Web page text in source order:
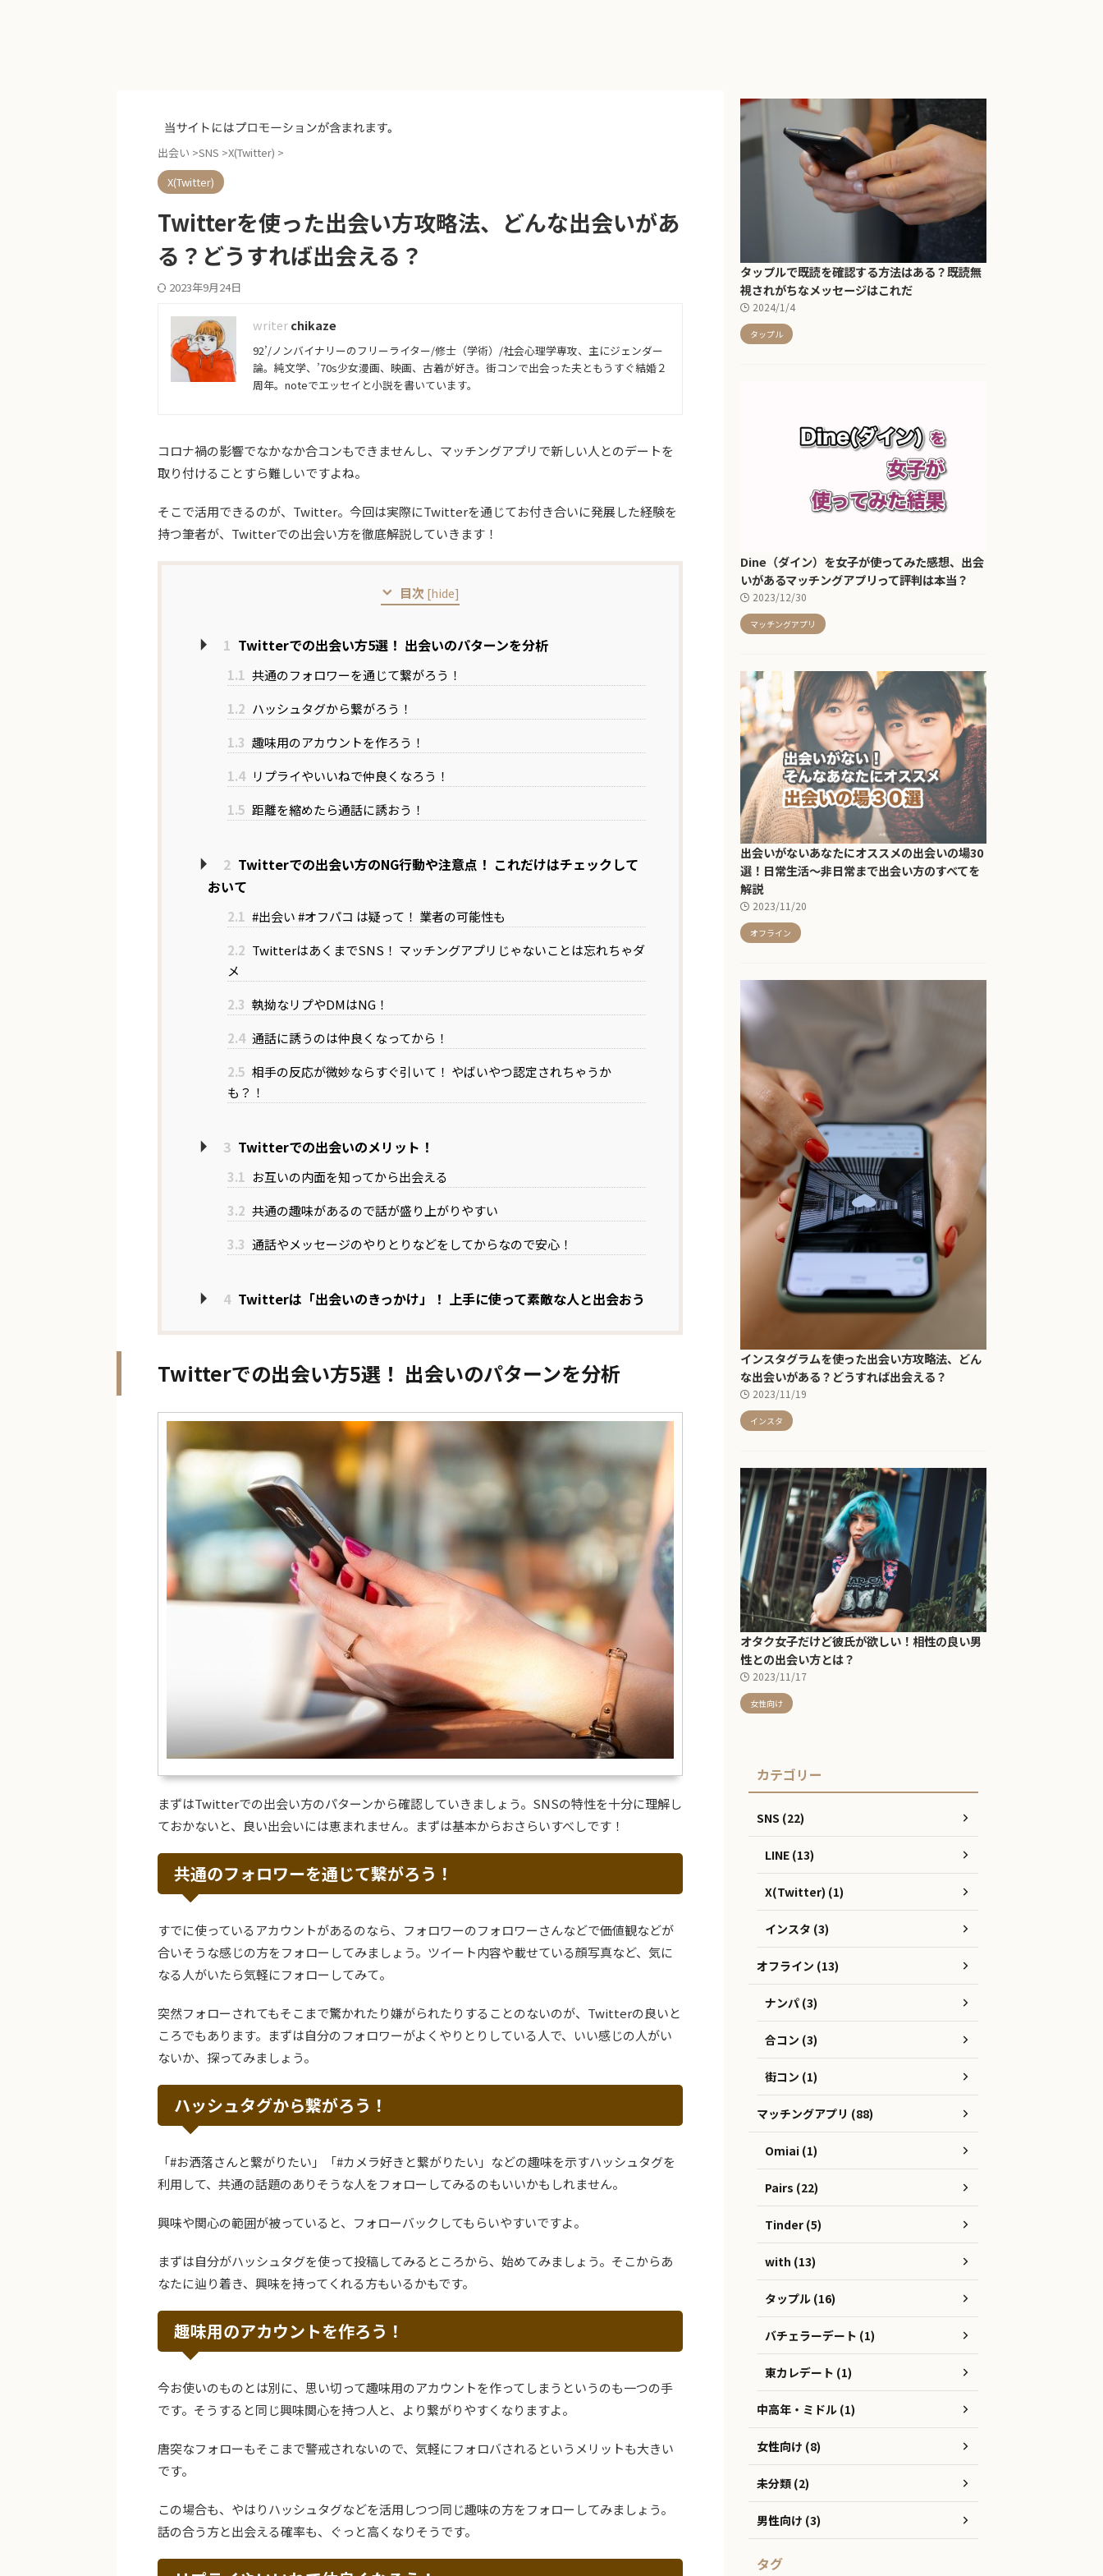
出会い >SNS >X(Twitter) >
X(Twitter)
Twitterを使った出会い方攻略法、どんな出会いがあ
る？どうすれば出会える？
2023年9月24日
chikaze
92’/ノンバイナリーのフリーライター/修士（学術）/社会心理学専攻、主にジェンダー
論。純文学、’70s少女漫画、映画、古着が好き。街コンで出会った夫ともうすぐ結婚２
周年。noteでエッセイと小説を書いています。
コロナ禍の影響でなかなか合コンもできませんし、マッチングアプリで新しい人とのデートを
取り付けることすら難しいですよね。
そこで活用できるのが、Twitter。今回は実際にTwitterを通じてお付き合いに発展した経験を
持つ筆者が、Twitterでの出会い方を徹底解説していきます！
目次[hide]
1 Twitterでの出会い方5選！ 出会いのパターンを分析
1.1 共通のフォロワーを通じて繋がろう！
1.2 ハッシュタグから繋がろう！
1.3 趣味用のアカウントを作ろう！
1.4 リプライやいいねで仲良くなろう！
1.5 距離を縮めたら通話に誘おう！
2 Twitterでの出会い方のNG行動や注意点！ これだけはチェックして
おいて
2.1 #出会い #オフパコ は疑って！ 業者の可能性も
2.2 TwitterはあくまでSNS！ マッチングアプリじゃないことは忘れちゃダ
メ
2.3 執拗なリプやDMはNG！
2.4 通話に誘うのは仲良くなってから！
2.5 相手の反応が微妙ならすぐ引いて！ やばいやつ認定されちゃうか
も？！
3 Twitterでの出会いのメリット！
3.1 お互いの内面を知ってから出会える
3.2 共通の趣味があるので話が盛り上がりやすい
3.3 通話やメッセージのやりとりなどをしてからなので安心！
4 Twitterは「出会いのきっかけ」！ 上手に使って素敵な人と出会おう
Twitterでの出会い方5選！ 出会いのパターンを分析
まずはTwitterでの出会い方のパターンから確認していきましょう。SNSの特性を十分に理解し
ておかないと、良い出会いには恵まれません。まずは基本からおさらいすべしです！
共通のフォロワーを通じて繋がろう！
すでに使っているアカウントがあるのなら、フォロワーのフォロワーさんなどで価値観などが
合いそうな感じの方をフォローしてみましょう。ツイート内容や載せている顔写真など、気に
なる人がいたら気軽にフォローしてみて。
突然フォローされてもそこまで驚かれたり嫌がられたりすることのないのが、Twitterの良いと
ころでもあります。まずは自分のフォロワーがよくやりとりしている人で、いい感じの人がい
ないか、探ってみましょう。
ハッシュタグから繋がろう！
「#お洒落さんと繋がりたい」「#カメラ好きと繋がりたい」などの趣味を示すハッシュタグを
利用して、共通の話題のありそうな人をフォローしてみるのもいいかもしれません。
興味や関心の範囲が被っていると、フォローバックしてもらいやすいですよ。
まずは自分がハッシュタグを使って投稿してみるところから、始めてみましょう。そこからあ
なたに辿り着き、興味を持ってくれる方もいるかもです。
趣味用のアカウントを作ろう！
今お使いのものとは別に、思い切って趣味用のアカウントを作ってしまうというのも一つの手
です。そうすると同じ興味関心を持つ人と、より繋がりやすくなりますよ。
唐突なフォローもそこまで警戒されないので、気軽にフォロバされるというメリットも大きい
です。
この場合も、やはりハッシュタグなどを活用しつつ同じ趣味の方をフォローしてみましょう。
話の合う方と出会える確率も、ぐっと高くなりそうです。
タップルで既読を確認する方法はある？既読無
視されがちなメッセージはこれだ
2024/1/4
タップル
Dine（ダイン）を女子が使ってみた感想、出会
いがあるマッチングアプリって評判は本当？
2023/12/30
マッチングアプリ
出会いがないあなたにオススメの出会いの場30
選！日常生活〜非日常まで出会い方のすべてを
解説
2023/11/20
オフライン
インスタグラムを使った出会い方攻略法、どん
な出会いがある？どうすれば出会える？
2023/11/19
インスタ
オタク女子だけど彼氏が欲しい！相性の良い男
性との出会い方とは？
2023/11/17
女性向け
カテゴリー
SNS (22)
LINE (13)
X(Twitter) (1)
インスタ (3)
オフライン (13)
ナンパ (3)
合コン (3)
街コン (1)
マッチングアプリ (88)
Omiai (1)
Pairs (22)
Tinder (5)
with (13)
タップル (16)
バチェラーデート (1)
東カレデート (1)
中高年・ミドル (1)
女性向け (8)
未分類 (2)
男性向け (3)
タグ